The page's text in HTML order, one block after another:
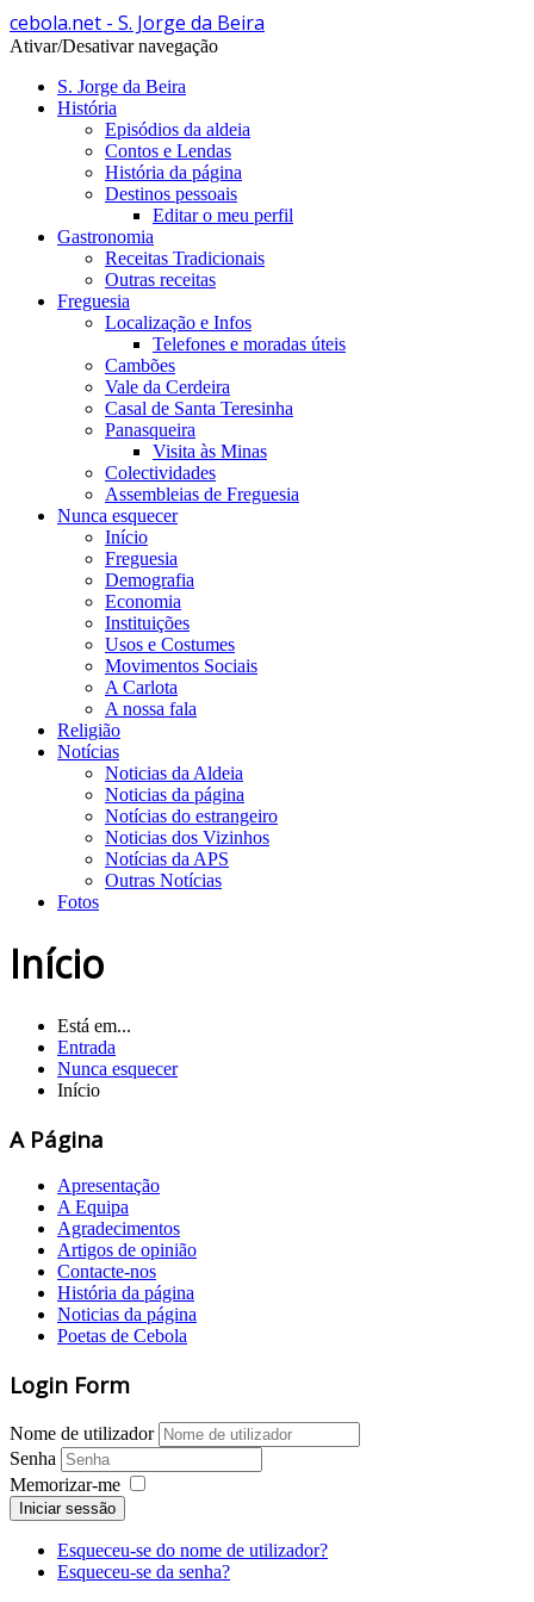
cebola.net - S. Jorge da Beira
Ativar/Desativar navegação
S. Jorge da Beira
História
Episódios da aldeia
Contos e Lendas
História da página
Destinos pessoais
Editar o meu perfil
Gastronomia
Receitas Tradicionais
Outras receitas
Freguesia
Localização e Infos
Telefones e moradas úteis
Cambões
Vale da Cerdeira
Casal de Santa Teresinha
Panasqueira
Visita às Minas
Colectividades
Assembleias de Freguesia
Nunca esquecer
Início
Freguesia
Demografia
Economia
Instituições
Usos e Costumes
Movimentos Sociais
A Carlota
A nossa fala
Religião
Notícias
Noticias da Aldeia
Noticias da página
Notícias do estrangeiro
Noticias dos Vizinhos
Notícias da APS
Outras Notícias
Fotos
Início
Está em...
Entrada
Nunca esquecer
Início
A Página
Apresentação
A Equipa
Agradecimentos
Artigos de opinião
Contacte-nos
História da página
Noticias da página
Poetas de Cebola
Login Form
Nome de utilizador
Senha
Memorizar-me
Iniciar sessão
Esqueceu-se do nome de utilizador?
Esqueceu-se da senha?